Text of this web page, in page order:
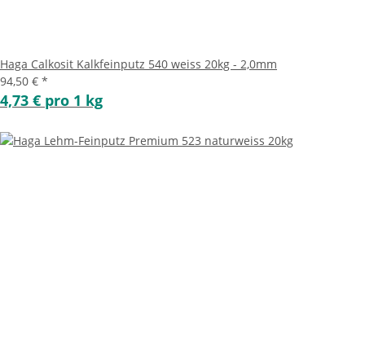
Haga Calkosit Kalkfeinputz 540 weiss 20kg - 2,0mm
94,50 € *
4,73 € pro 1 kg